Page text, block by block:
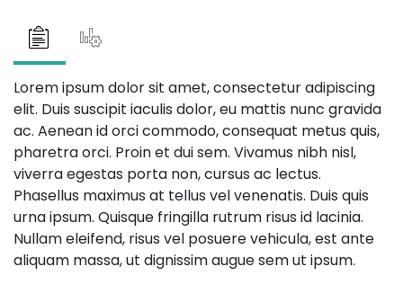
Lorem ipsum dolor sit amet, consectetur adipiscing
elit. Duis suscipit iaculis dolor, eu mattis nunc gravida
ac. Aenean id orci commodo, consequat metus quis,
pharetra orci. Proin et dui sem. Vivamus nibh nisl,
viverra egestas porta non, cursus ac lectus.
Phasellus maximus at tellus vel venenatis. Duis quis
urna ipsum. Quisque fringilla rutrum risus id lacinia.
Nullam eleifend, risus vel posuere vehicula, est ante
aliquam massa, ut dignissim augue sem ut ipsum.